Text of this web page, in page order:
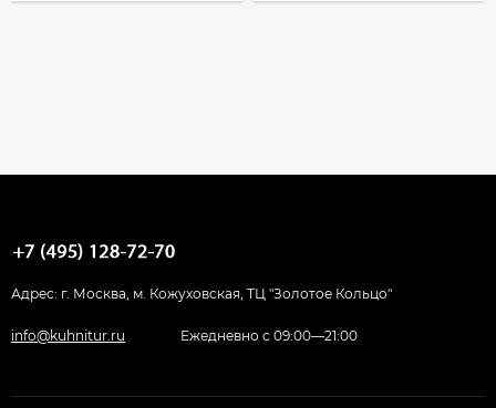
Адрес: г. Москва, м. Кожуховская, ТЦ "Золотое Кольцо"
info@kuhnitur.ru Ежедневно с 09:00—21:00